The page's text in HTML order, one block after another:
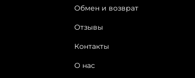
Обмен и возврат
Отзывы
Контакты
О нас